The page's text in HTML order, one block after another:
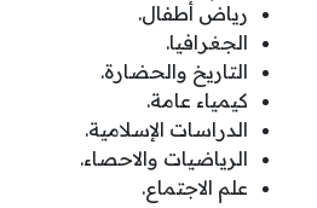
رياض أطفال.
الجغرافيا.
التاريخ والحضارة.
كيمياء عامة.
الدراسات الإسلامية.
الرياضيات والاحصاء.
علم الاجتماع.